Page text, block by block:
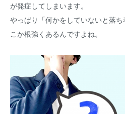
が発症してしまいます。
やっぱり「何かをしていないと落
こか根強くあるんですよね。